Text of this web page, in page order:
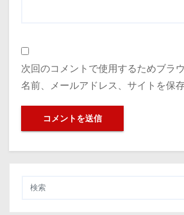
次回のコメントで使用するためブラ
名前、メールアドレス、サイトを保存